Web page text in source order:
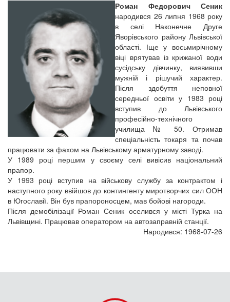
Роман Федорович Сеник
народився 26 липня 1968 року
в селі Наконечне Друге
Яворівського району Львівської
області. Іще у восьмирічному
віці врятував із крижаної води
сусідську дівчинку, виявивши
мужній і рішучий характер.
Після здобуття неповної
середньої освіти у 1983 році
вступив до Львівського
професійно-технічного
училища № 50. Отримав
спеціальність токаря та почав
працювати за фахом на Львівському арматурному заводі.
У 1989 році першим у своєму селі вивісив національний
прапор.
У 1993 році вступив на військову службу за контрактом і
наступного року ввійшов до контингенту миротворчих сил ООН
в Югославії. Він був прапороносцем, мав бойові нагороди.
Після демобілізації Роман Сеник оселився у місті Турка на
Львівщині. Працював оператором на автозаправній станції.
Народився: 1968-07-26